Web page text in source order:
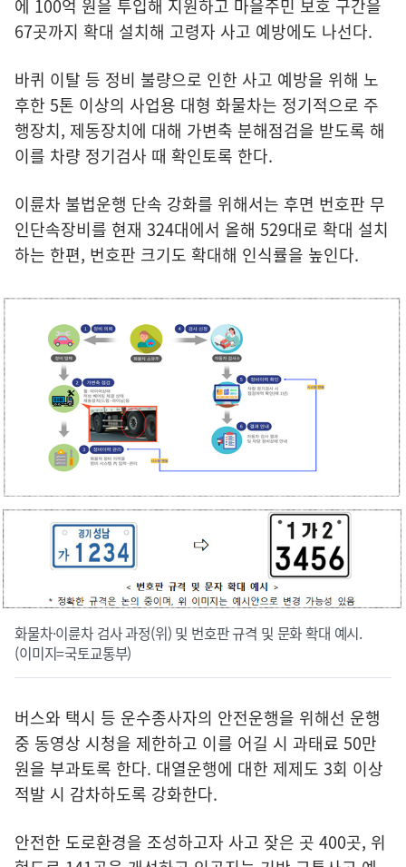
에 100억 원을 투입해 지원하고 마을주민 보호 구간을
67곳까지 확대 설치해 고령자 사고 예방에도 나선다.
바퀴 이탈 등 정비 불량으로 인한 사고 예방을 위해 노
후한 5톤 이상의 사업용 대형 화물차는 정기적으로 주
행장치, 제동장치에 대해 가변축 분해점검을 받도록 해
이를 차량 정기검사 때 확인토록 한다.
이륜차 불법운행 단속 강화를 위해서는 후면 번호판 무
인단속장비를 현재 324대에서 올해 529대로 확대 설치
하는 한편, 번호판 크기도 확대해 인식률을 높인다.
화물차·이륜차 검사 과정(위) 및 번호판 규격 및 문화 확대 예시.
(이미지=국토교통부)
버스와 택시 등 운수종사자의 안전운행을 위해선 운행
중 동영상 시청을 제한하고 이를 어길 시 과태료 50만
원을 부과토록 한다. 대열운행에 대한 제제도 3회 이상
적발 시 감차하도록 강화한다.
안전한 도로환경을 조성하고자 사고 잦은 곳 400곳, 위